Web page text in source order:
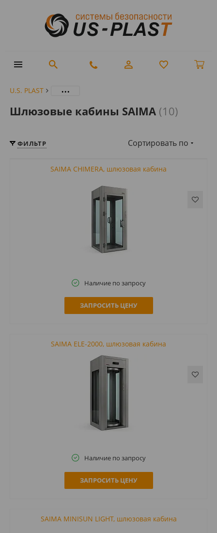
U.S. PLAST ...
Шлюзовые кабины SAIMA (10)
ФИЛЬТР Сортировать по
SAIMA CHIMERA, шлюзовая кабина
Наличие по запросу
ЗАПРОСИТЬ ЦЕНУ
SAIMA ELE-2000, шлюзовая кабина
Наличие по запросу
ЗАПРОСИТЬ ЦЕНУ
SAIMA MINISUN LIGHT, шлюзовая кабина